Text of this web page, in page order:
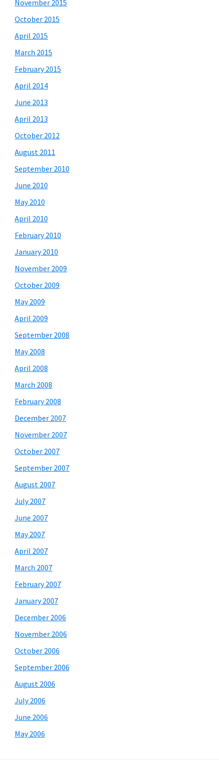
November 2015
October 2015
April 2015
March 2015
February 2015
April 2014
June 2013
April 2013
October 2012
August 2011
September 2010
June 2010
May 2010
April 2010
February 2010
January 2010
November 2009
October 2009
May 2009
April 2009
September 2008
May 2008
April 2008
March 2008
February 2008
December 2007
November 2007
October 2007
September 2007
August 2007
July 2007
June 2007
May 2007
April 2007
March 2007
February 2007
January 2007
December 2006
November 2006
October 2006
September 2006
August 2006
July 2006
June 2006
May 2006